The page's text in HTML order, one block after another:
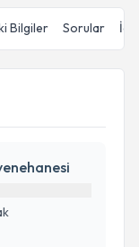
Bilgiler Sorular